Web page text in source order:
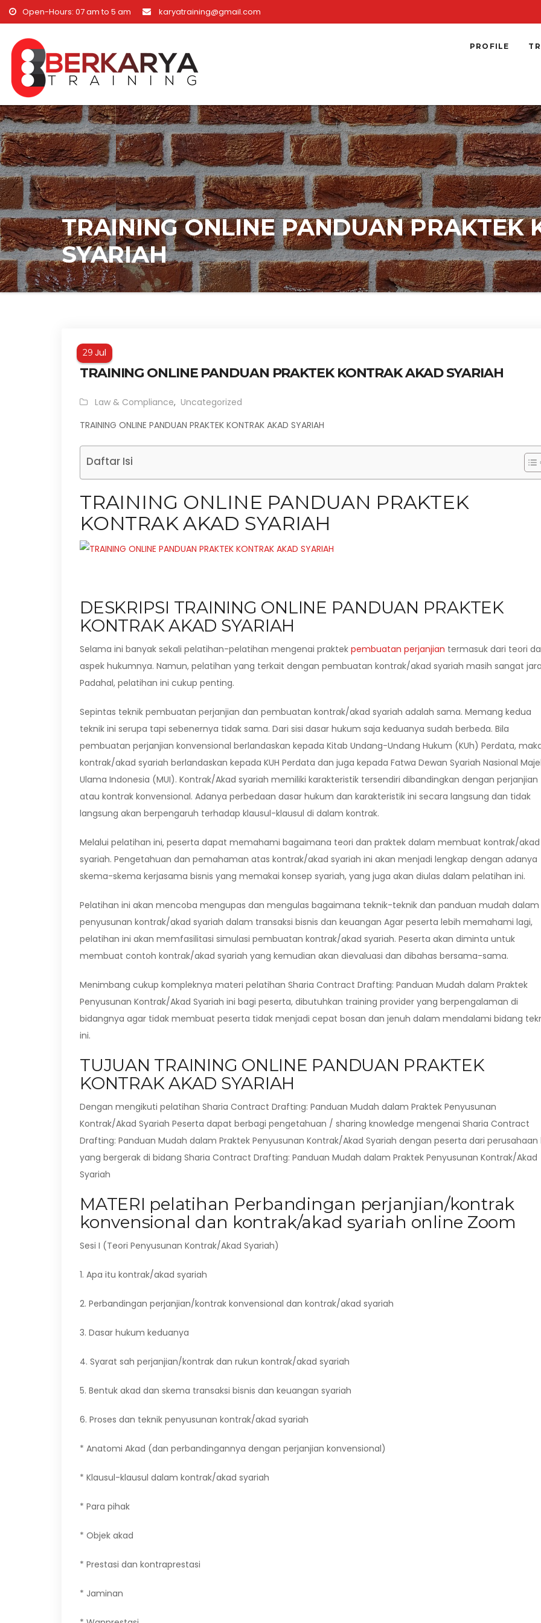
Skip to content
Open-Hours: 07 am to 5 am karyatraining@gmail.com
PROFILE
TRAINING ONLINE PANDUAN PRAKTEK
SYARIAH
29Jul
TRAINING ONLINE PANDUAN PRAKTEK KONTRAK AKAD SYARIAH
Law & Compliance, Uncategorized
TRAINING ONLINE PANDUAN PRAKTEK KONTRAK AKAD SYARIAH
Daftar Isi
TRAINING ONLINE PANDUAN PRAKTEK
KONTRAK AKAD SYARIAH
DESKRIPSI TRAINING ONLINE PANDUAN PRAKTEK
KONTRAK AKAD SYARIAH
Selama ini banyak sekali pelatihan-pelatihan mengenai praktek pembuatan perjanjian termasuk dari teori
aspek hukumnya. Namun, pelatihan yang terkait dengan pembuatan kontrak/akad syariah masih sangat
Padahal, pelatihan ini cukup penting.
Sepintas teknik pembuatan perjanjian dan pembuatan kontrak/akad syariah adalah sama. Memang kedua
teknik ini serupa tapi sebenernya tidak sama. Dari sisi dasar hukum saja keduanya sudah berbeda. Bila
pembuatan perjanjian konvensional berlandaskan kepada Kitab Undang-Undang Hukum (KUh) Perdata,
kontrak/akad syariah berlandaskan kepada KUH Perdata dan juga kepada Fatwa Dewan Syariah Nasional
Ulama Indonesia (MUI). Kontrak/Akad syariah memiliki karakteristik tersendiri dibandingkan dengan perjanjian
atau kontrak konvensional. Adanya perbedaan dasar hukum dan karakteristik ini secara langsung dan tidak
langsung akan berpengaruh terhadap klausul-klausul di dalam kontrak.
Melalui pelatihan ini, peserta dapat memahami bagaimana teori dan praktek dalam membuat kontrak/akad
syariah. Pengetahuan dan pemahaman atas kontrak/akad syariah ini akan menjadi lengkap dengan adanya
skema-skema kerjasama bisnis yang memakai konsep syariah, yang juga akan diulas dalam pelatihan ini.
Pelatihan ini akan mencoba mengupas dan mengulas bagaimana teknik-teknik dan panduan mudah dalam
penyusunan kontrak/akad syariah dalam transaksi bisnis dan keuangan Agar peserta lebih memahami lagi,
pelatihan ini akan memfasilitasi simulasi pembuatan kontrak/akad syariah. Peserta akan diminta untuk
membuat contoh kontrak/akad syariah yang kemudian akan dievaluasi dan dibahas bersama-sama.
Menimbang cukup kompleknya materi pelatihan Sharia Contract Drafting: Panduan Mudah dalam Praktek
Penyusunan Kontrak/Akad Syariah ini bagi peserta, dibutuhkan training provider yang berpengalaman di
bidangnya agar tidak membuat peserta tidak menjadi cepat bosan dan jenuh dalam mendalami bidang
ini.
TUJUAN TRAINING ONLINE PANDUAN PRAKTEK
KONTRAK AKAD SYARIAH
Dengan mengikuti pelatihan Sharia Contract Drafting: Panduan Mudah dalam Praktek Penyusunan
Kontrak/Akad Syariah Peserta dapat berbagi pengetahuan / sharing knowledge mengenai Sharia Contract
Drafting: Panduan Mudah dalam Praktek Penyusunan Kontrak/Akad Syariah dengan peserta dari perusahaan
yang bergerak di bidang Sharia Contract Drafting: Panduan Mudah dalam Praktek Penyusunan Kontrak/Akad
Syariah
MATERI pelatihan Perbandingan perjanjian/kontrak
konvensional dan kontrak/akad syariah online Zoom
Sesi I (Teori Penyusunan Kontrak/Akad Syariah)
1. Apa itu kontrak/akad syariah
2. Perbandingan perjanjian/kontrak konvensional dan kontrak/akad syariah
3. Dasar hukum keduanya
4. Syarat sah perjanjian/kontrak dan rukun kontrak/akad syariah
5. Bentuk akad dan skema transaksi bisnis dan keuangan syariah
6. Proses dan teknik penyusunan kontrak/akad syariah
* Anatomi Akad (dan perbandingannya dengan perjanjian konvensional)
* Klausul-klausul dalam kontrak/akad syariah
* Para pihak
* Objek akad
* Prestasi dan kontraprestasi
* Jaminan